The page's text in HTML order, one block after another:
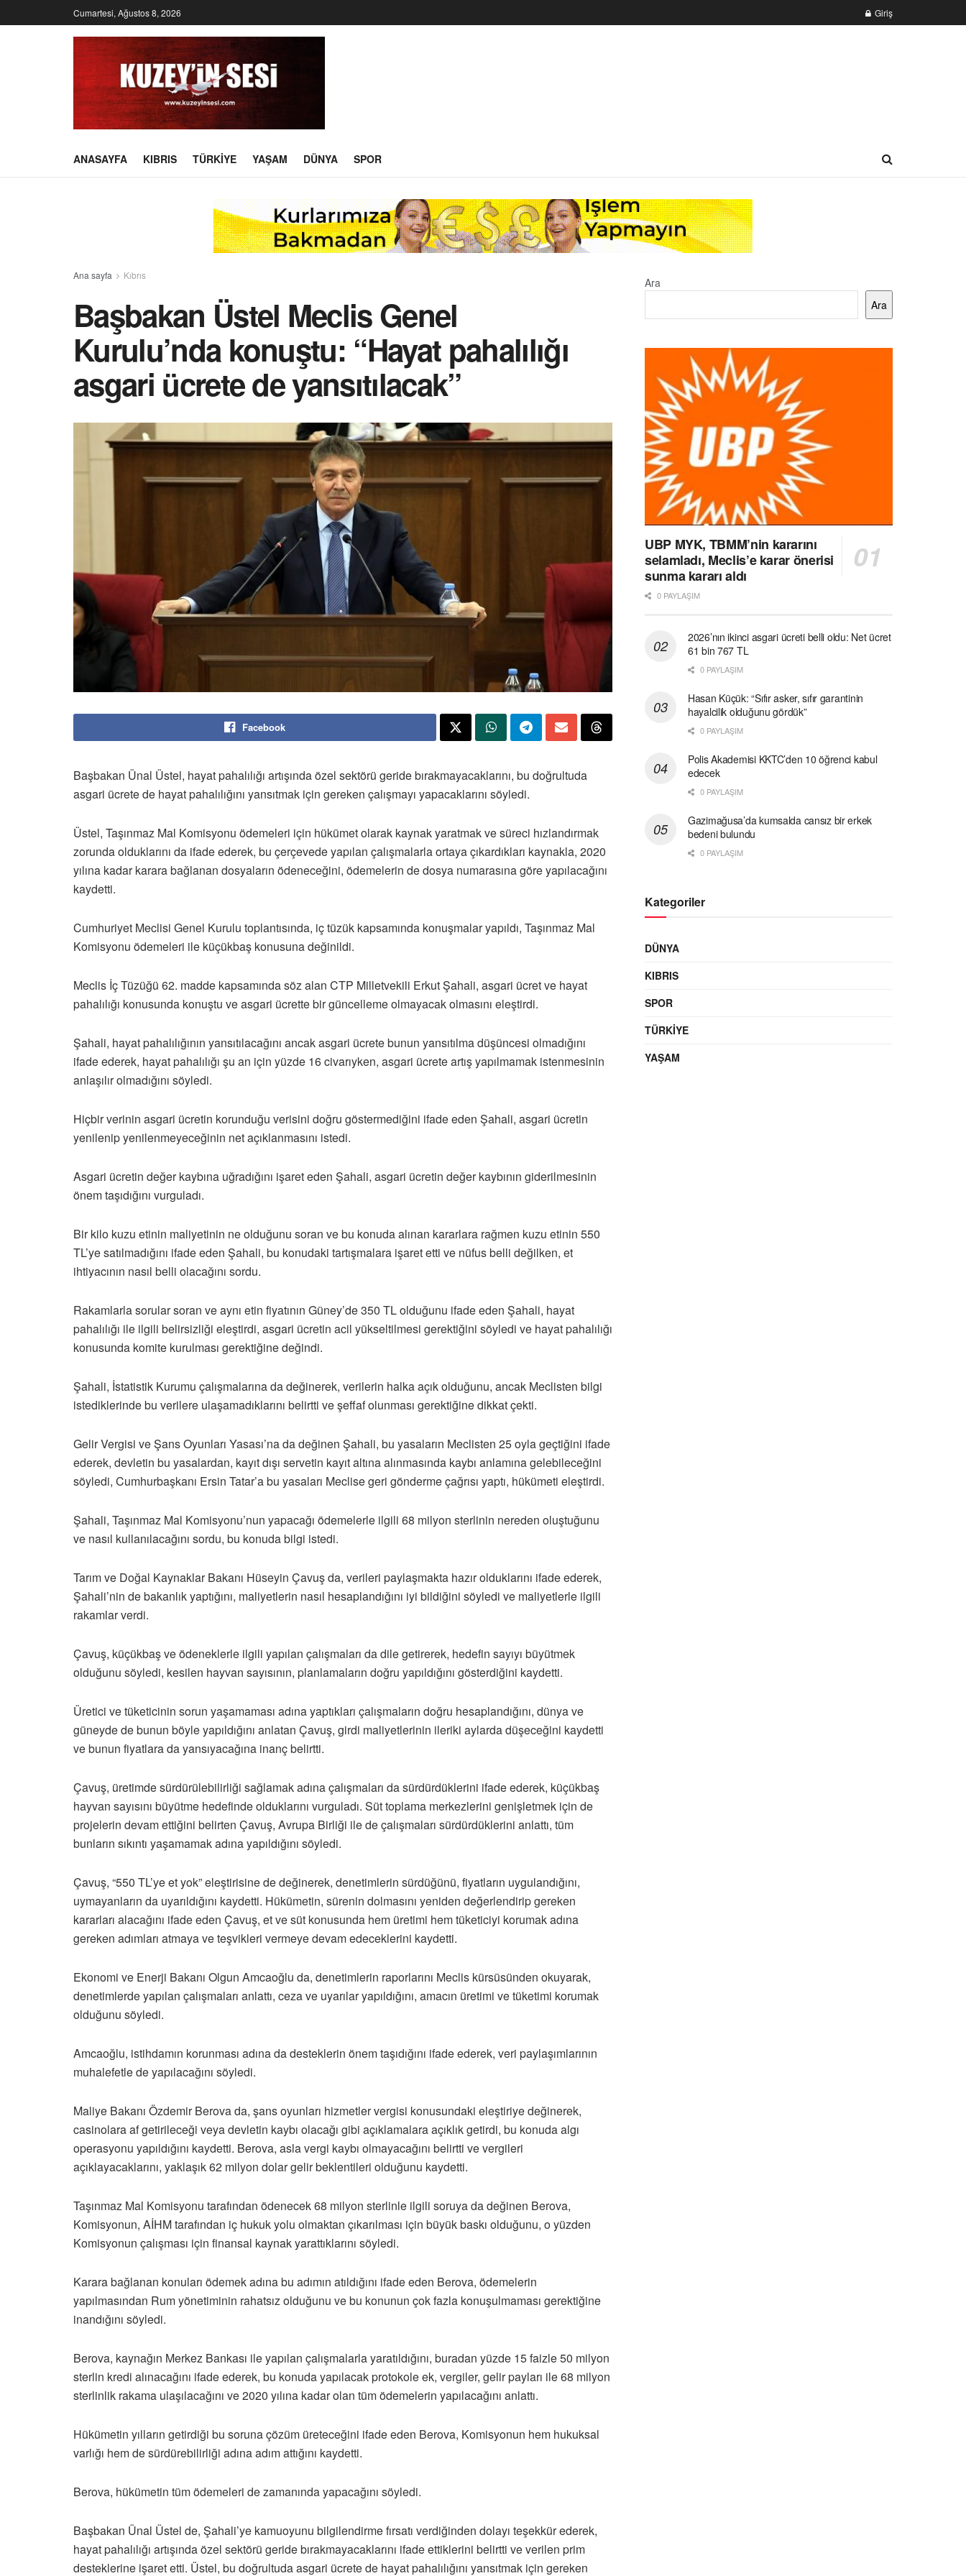
Cumartesi, Ağustos 8, 2026 Giriş
ANASAYFA KIBRIS TÜRKIYE YAŞAM DÜNYA SPOR
Ana sayfa Kıbrıs
Başbakan Üstel Meclis Genel
Kurulu’nda konuştu: “Hayat pahalılığı
asgari ücrete de yansıtılacak”
Facebook
Başbakan Ünal Üstel, hayat pahalılığı artışında özel sektörü geride bırakmayacaklarını, bu doğrultuda
asgari ücrete de hayat pahalılığını yansıtmak için gereken çalışmayı yapacaklarını söyledi.
Üstel, Taşınmaz Mal Komisyonu ödemeleri için hükümet olarak kaynak yaratmak ve süreci hızlandırmak
zorunda olduklarını da ifade ederek, bu çerçevede yapılan çalışmalarla ortaya çıkardıkları kaynakla, 2020
yılına kadar karara bağlanan dosyaların ödeneceğini, ödemelerin de dosya numarasına göre yapılacağını
kaydetti.
Cumhuriyet Meclisi Genel Kurulu toplantısında, iç tüzük kapsamında konuşmalar yapıldı, Taşınmaz Mal
Komisyonu ödemeleri ile küçükbaş konusuna değinildi.
Meclis İç Tüzüğü 62. madde kapsamında söz alan CTP Milletvekili Erkut Şahali, asgari ücret ve hayat
pahalılığı konusunda konuştu ve asgari ücrette bir güncelleme olmayacak olmasını eleştirdi.
Şahali, hayat pahalılığının yansıtılacağını ancak asgari ücrete bunun yansıtılma düşüncesi olmadığını
ifade ederek, hayat pahalılığı şu an için yüzde 16 civarıyken, asgari ücrete artış yapılmamak istenmesinin
anlaşılır olmadığını söyledi.
Hiçbir verinin asgari ücretin korunduğu verisini doğru göstermediğini ifade eden Şahali, asgari ücretin
yenilenip yenilenmeyeceğinin net açıklanmasını istedi.
Asgari ücretin değer kaybına uğradığını işaret eden Şahali, asgari ücretin değer kaybının giderilmesinin
önem taşıdığını vurguladı.
Bir kilo kuzu etinin maliyetinin ne olduğunu soran ve bu konuda alınan kararlara rağmen kuzu etinin 550
TL’ye satılmadığını ifade eden Şahali, bu konudaki tartışmalara işaret etti ve nüfus belli değilken, et
ihtiyacının nasıl belli olacağını sordu.
Rakamlarla sorular soran ve aynı etin fiyatının Güney’de 350 TL olduğunu ifade eden Şahali, hayat
pahalılığı ile ilgili belirsizliği eleştirdi, asgari ücretin acil yükseltilmesi gerektiğini söyledi ve hayat pahalılığı
konusunda komite kurulması gerektiğine değindi.
Şahali, İstatistik Kurumu çalışmalarına da değinerek, verilerin halka açık olduğunu, ancak Meclisten bilgi
istediklerinde bu verilere ulaşamadıklarını belirtti ve şeffaf olunması gerektiğine dikkat çekti.
Gelir Vergisi ve Şans Oyunları Yasası’na da değinen Şahali, bu yasaların Meclisten 25 oyla geçtiğini ifade
ederek, devletin bu yasalardan, kayıt dışı servetin kayıt altına alınmasında kaybı anlamına gelebileceğini
söyledi, Cumhurbaşkanı Ersin Tatar’a bu yasaları Meclise geri gönderme çağrısı yaptı, hükümeti eleştirdi.
Şahali, Taşınmaz Mal Komisyonu’nun yapacağı ödemelerle ilgili 68 milyon sterlinin nereden oluştuğunu
ve nasıl kullanılacağını sordu, bu konuda bilgi istedi.
Tarım ve Doğal Kaynaklar Bakanı Hüseyin Çavuş da, verileri paylaşmakta hazır olduklarını ifade ederek,
Şahali’nin de bakanlık yaptığını, maliyetlerin nasıl hesaplandığını iyi bildiğini söyledi ve maliyetlerle ilgili
rakamlar verdi.
Çavuş, küçükbaş ve ödeneklerle ilgili yapılan çalışmaları da dile getirerek, hedefin sayıyı büyütmek
olduğunu söyledi, kesilen hayvan sayısının, planlamaların doğru yapıldığını gösterdiğini kaydetti.
Üretici ve tüketicinin sorun yaşamaması adına yaptıkları çalışmaların doğru hesaplandığını, dünya ve
güneyde de bunun böyle yapıldığını anlatan Çavuş, girdi maliyetlerinin ileriki aylarda düşeceğini kaydetti
ve bunun fiyatlara da yansıyacağına inanç belirtti.
Çavuş, üretimde sürdürülebilirliği sağlamak adına çalışmaları da sürdürdüklerini ifade ederek, küçükbaş
hayvan sayısını büyütme hedefinde olduklarını vurguladı. Süt toplama merkezlerini genişletmek için de
projelerin devam ettiğini belirten Çavuş, Avrupa Birliği ile de çalışmaları sürdürdüklerini anlattı, tüm
bunların sıkıntı yaşamamak adına yapıldığını söyledi.
Çavuş, “550 TL’ye et yok” eleştirisine de değinerek, denetimlerin sürdüğünü, fiyatların uygulandığını,
uymayanların da uyarıldığını kaydetti. Hükümetin, sürenin dolmasını yeniden değerlendirip gereken
kararları alacağını ifade eden Çavuş, et ve süt konusunda hem üretimi hem tüketiciyi korumak adına
gereken adımları atmaya ve teşvikleri vermeye devam edeceklerini kaydetti.
Ekonomi ve Enerji Bakanı Olgun Amcaoğlu da, denetimlerin raporlarını Meclis kürsüsünden okuyarak,
denetimlerde yapılan çalışmaları anlattı, ceza ve uyarılar yapıldığını, amacın üretimi ve tüketimi korumak
olduğunu söyledi.
Amcaoğlu, istihdamın korunması adına da desteklerin önem taşıdığını ifade ederek, veri paylaşımlarının
muhalefetle de yapılacağını söyledi.
Maliye Bakanı Özdemir Berova da, şans oyunları hizmetler vergisi konusundaki eleştiriye değinerek,
casinolara af getirileceği veya devletin kaybı olacağı gibi açıklamalara açıklık getirdi, bu konuda algı
operasyonu yapıldığını kaydetti. Berova, asla vergi kaybı olmayacağını belirtti ve vergileri
açıklayacaklarını, yaklaşık 62 milyon dolar gelir beklentileri olduğunu kaydetti.
Taşınmaz Mal Komisyonu tarafından ödenecek 68 milyon sterlinle ilgili soruya da değinen Berova,
Komisyonun, AİHM tarafından iç hukuk yolu olmaktan çıkarılması için büyük baskı olduğunu, o yüzden
Komisyonun çalışması için finansal kaynak yarattıklarını söyledi.
Karara bağlanan konuları ödemek adına bu adımın atıldığını ifade eden Berova, ödemelerin
yapılmasından Rum yönetiminin rahatsız olduğunu ve bu konunun çok fazla konuşulmaması gerektiğine
inandığını söyledi.
Berova, kaynağın Merkez Bankası ile yapılan çalışmalarla yaratıldığını, buradan yüzde 15 faizle 50 milyon
sterlin kredi alınacağını ifade ederek, bu konuda yapılacak protokole ek, vergiler, gelir payları ile 68 milyon
sterlinlik rakama ulaşılacağını ve 2020 yılına kadar olan tüm ödemelerin yapılacağını anlattı.
Hükümetin yılların getirdiği bu soruna çözüm üreteceğini ifade eden Berova, Komisyonun hem hukuksal
varlığı hem de sürdürebilirliği adına adım attığını kaydetti.
Berova, hükümetin tüm ödemeleri de zamanında yapacağını söyledi.
Başbakan Ünal Üstel de, Şahali’ye kamuoyunu bilgilendirme fırsatı verdiğinden dolayı teşekkür ederek,
hayat pahalılığı artışında özel sektörü geride bırakmayacaklarını ifade ettiklerini belirtti ve verilen prim
desteklerine işaret etti. Üstel, bu doğrultuda asgari ücrete de hayat pahalılığını yansıtmak için gereken
Ara
Ara
UBP MYK, TBMM’nin kararını
selamladı, Meclis’e karar önerisi
sunma kararı aldı
0 PAYLAŞIM
2026’nın ikinci asgari ücreti belli oldu: Net ücret
61 bin 767 TL
0 PAYLAŞIM
Hasan Küçük: “Sıfır asker, sıfır garantinin
hayalcilik olduğunu gördük”
0 PAYLAŞIM
Polis Akademisi KKTC’den 10 öğrenci kabul
edecek
0 PAYLAŞIM
Gazimağusa’da kumsalda cansız bir erkek
bedeni bulundu
0 PAYLAŞIM
Kategoriler
DÜNYA
KIBRIS
SPOR
TÜRKIYE
YAŞAM